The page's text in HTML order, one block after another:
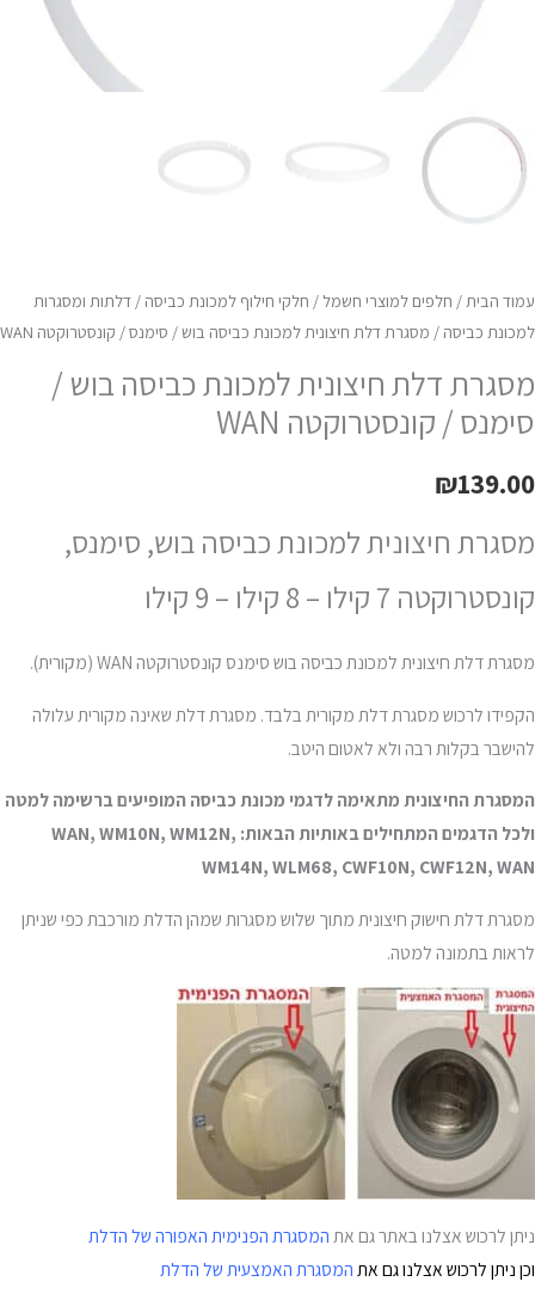
עמוד הבית/ חלפים למוצרי חשמל/ חלקי חילוף למכונת כביסה / דלתות ומסגרות
למכונת כביסה / מסגרת דלת חיצונית למכונת כביסה בוש / סימנס / קונסטרוקטה WAN
מסגרת דלת חיצונית למכונת כביסה בוש /
סימנס / קונסטרוקטה WAN
₪139.00
מסגרת חיצונית למכונת כביסה בוש, סימנס,
קונסטרוקטה 7 קילו – 8 קילו – 9 קילו
מסגרת דלת חיצונית למכונת כביסה בוש סימנס קונסטרוקטה WAN (מקורית).
הקפידו לרכוש מסגרת דלת מקורית בלבד. מסגרת דלת שאינה מקורית עלולה
להישבר בקלות רבה ולא לאטום היטב.
המסגרת החיצונית מתאימה לדגמי מכונת כביסה המופיעים ברשימה למטה
ולכל הדגמים המתחילים באותיות הבאות: WAN, WM10N, WM12N,
WM14N, WLM68, CWF10N, CWF12N, WAN
מסגרת דלת חישוק חיצונית מתוך שלוש מסגרות שמהן הדלת מורכבת כפי שניתן
לראות בתמונה למטה.
ניתן לרכוש אצלנו באתר גם את המסגרת הפנימית האפורה של הדלת
וכן ניתן לרכוש אצלנו גם את המסגרת האמצעית של הדלת
קונסטרוקטה